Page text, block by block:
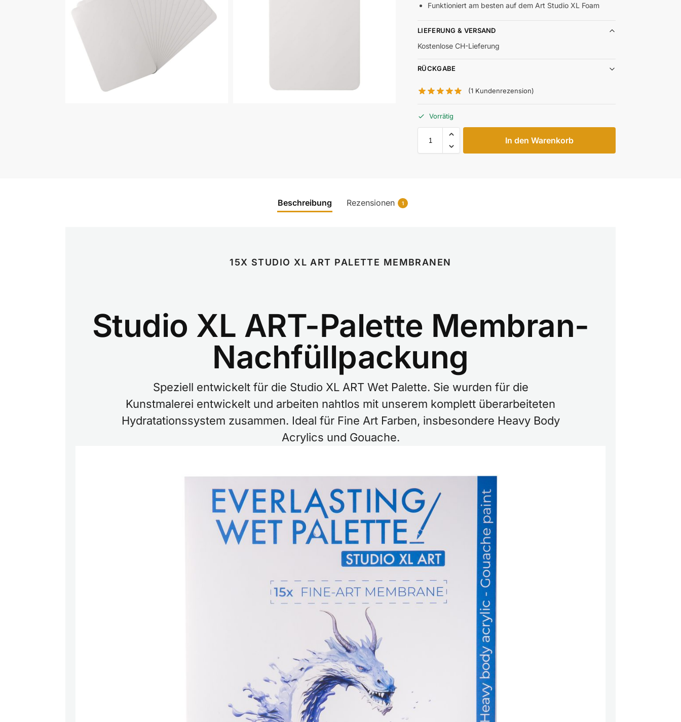
Funktioniert am besten auf dem Art Studio XL Foam
LIEFERUNG & VERSAND
Kostenlose CH-Lieferung
RÜCKGABE
(1Kundenrezension)
Vorrätig
In den Warenkorb
Beschreibung Rezensionen 1
15X STUDIO XL ART PALETTE MEMBRANEN
Studio XL ART-Palette Membran-
Nachfüllpackung
Speziell entwickelt für die Studio XL ART Wet Palette. Sie wurden für die
Kunstmalerei entwickelt und arbeiten nahtlos mit unserem komplett überarbeiteten
Hydratationssystem zusammen. Ideal für Fine Art Farben, insbesondere Heavy Body
Acrylics und Gouache.